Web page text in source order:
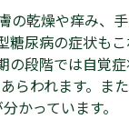
の乾燥や痒み、
糖尿病の症状も
の段階では自覚
らわれます。
かっています。